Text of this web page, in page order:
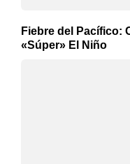
Fiebre del Pacífico:
«Súper» El Niño